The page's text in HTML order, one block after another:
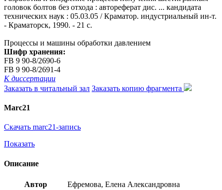
головок болтов без отхода : автореферат дис. ... кандидата
технических наук : 05.03.05 / Краматор. индустриальный ин-т.
- Краматорск, 1990. - 21 с.
Процессы и машины обработки давлением
Шифр хранения:
FB 9 90-8/2690-6
FB 9 90-8/2691-4
К диссертации
Заказать в читальный зал Заказать копию фрагмента
Marc21
Скачать marc21-запись
Показать
Описание
Автор Ефремова, Елена Александровна